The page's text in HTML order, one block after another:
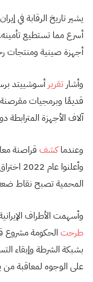
يشير تاريخ الرقابة في
أسرع مما تستطيع
أجهزة صينية ومنتجات
وأشار تقرير أسوشييتد
قديمًا وبرمجيات
آلاف الأجهزة
وعندماكشف
المحمية تصبح نقاط
وأسهمت الأطراف الإيرانية
طرحتالحكومة مشروع
على الوجوه لمعاقبة من